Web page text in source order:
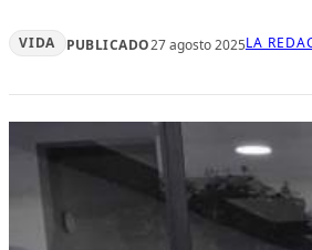
VIDA PUBLICADO27 agosto 2025LA